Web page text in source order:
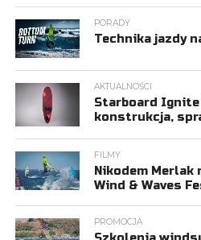
PORADY
Technika jazdy
AKTUALNOŚCI
Starboard Ignite
konstrukcja,
FILMY
Nikodem Merlak
Wind & Waves
PROMOCJA